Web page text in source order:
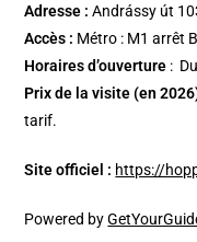
Adresse :Andrássy út
Accès : Métro : M1 arrêt
Horaires d’ouverture :
Prix de la visite (en
tarif.
Site officiel : https://
Powered by